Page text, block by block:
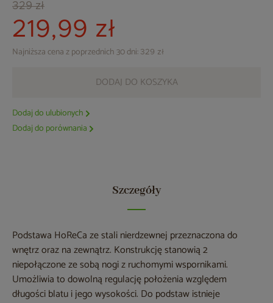
329 zł
219,99 zł
Najniższa cena z poprzednich 30 dni: 329 zł
DODAJ DO KOSZYKA
Dodaj do ulubionych
Dodaj do porównania
Szczegóły
Podstawa HoReCa ze stali nierdzewnej przeznaczona do
wnętrz oraz na zewnątrz. Konstrukcję stanowią 2
niepołączone ze sobą nogi z ruchomymi wspornikami.
Umożliwia to dowolną regulację położenia względem
długości blatu i jego wysokości. Do podstaw istnieje